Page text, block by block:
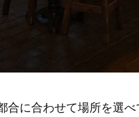
合に合わせて場所を選